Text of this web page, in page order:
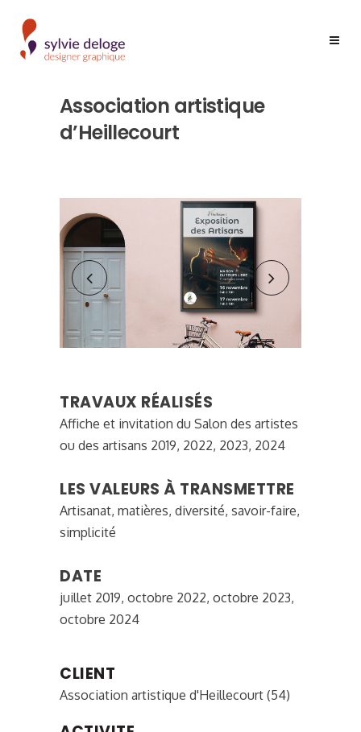
Association artistique
d’Heillecourt
TRAVAUX RÉALISÉS
Affiche et invitation du Salon des artistes
ou des artisans 2019, 2022, 2023, 2024
LES VALEURS À TRANSMETTRE
Artisanat, matières, diversité, savoir-faire,
simplicité
DATE
juillet 2019, octobre 2022, octobre 2023,
octobre 2024
CLIENT
Association artistique d'Heillecourt (54)